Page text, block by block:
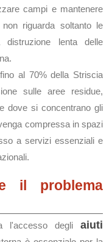
campi e mantenere
riguarda soltanto le
lenta delle
al 70% della Striscia
sulle aree residue,
dove si concentrano gli
compressa in spazi
a servizi essenziali e
il problema
l'accesso degli aiuti